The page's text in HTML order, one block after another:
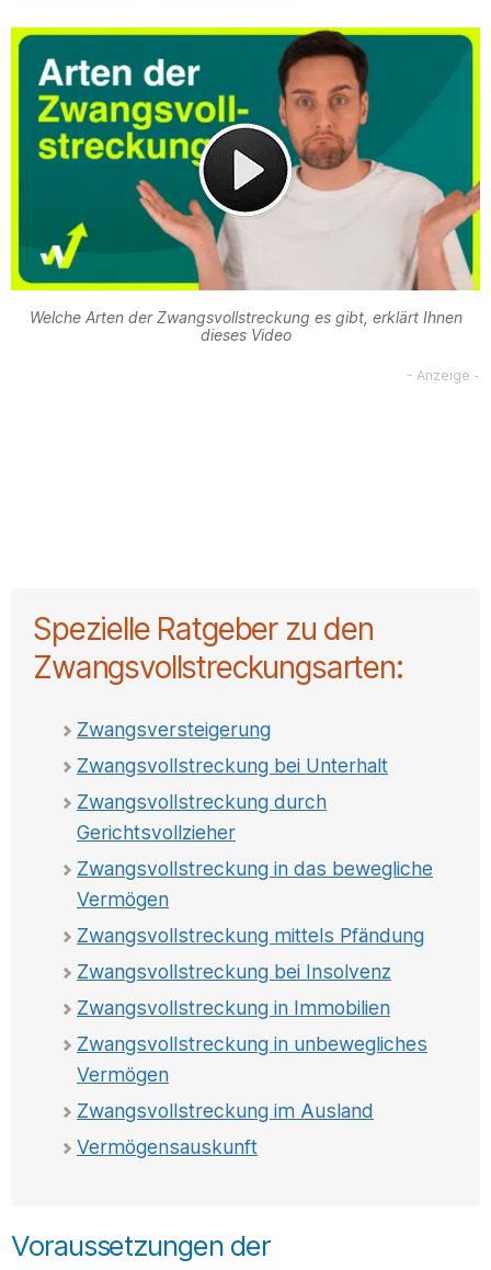
Welche Arten der Zwangsvollstreckung es gibt, erklärt Ihnen
dieses Video
Spezielle Ratgeber zu den
Zwangsvollstreckungsarten:
Zwangsversteigerung
Zwangsvollstreckung bei Unterhalt
Zwangsvollstreckung durch
Gerichtsvollzieher
Zwangsvollstreckung in das bewegliche
Vermögen
Zwangsvollstreckung mittels Pfändung
Zwangsvollstreckung bei Insolvenz
Zwangsvollstreckung in Immobilien
Zwangsvollstreckung in unbewegliches
Vermögen
Zwangsvollstreckung im Ausland
Vermögensauskunft
Voraussetzungen der